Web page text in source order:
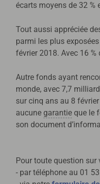
écarts moyens de 32 %
Tout aussi appréciée
parmi les plus
février 2018. Avec 16
Autre fonds ayant
monde, avec 7,7
sur cinq ans au 8
aucune garantie que le
son document
Pour toute question sur
- par téléphone au 01